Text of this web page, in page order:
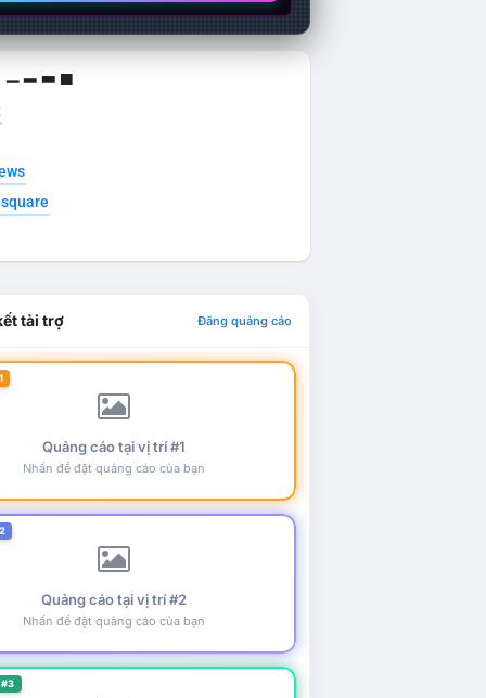
▁ ▂ ▃ ▄
tài trợ Đăng quảng cáo
Quảng cáo tại vị trí #1
Nhấn để đặt quảng cáo của bạn
Quảng cáo tại vị trí #2
Nhấn để đặt quảng cáo của bạn